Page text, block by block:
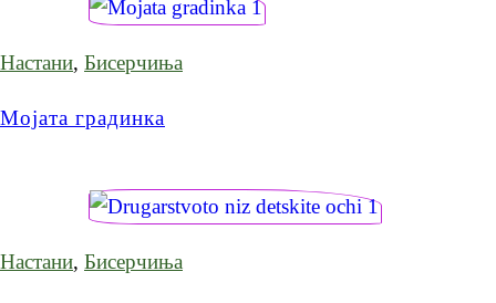
Настани, Бисерчиња
Мојата градинка
Настани, Бисерчиња